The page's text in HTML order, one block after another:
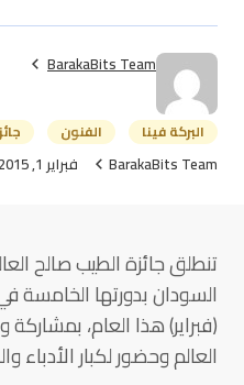
BarakaBits Team
البركة فينا الفنون
BarakaBits Team فبراير 1, 2015
تنطلق جائزة الطيب صالح
السودان بدورتها الخامسة
(فبراير) هذا العام،
العالم وحضور لكبار الأدباء